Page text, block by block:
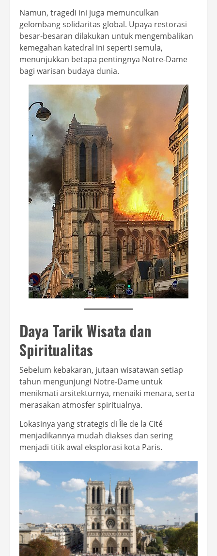
Namun, tragedi ini juga memunculkan
gelombang solidaritas global. Upaya restorasi
besar-besaran dilakukan untuk mengembalikan
kemegahan katedral ini seperti semula,
menunjukkan betapa pentingnya Notre-Dame
bagi warisan budaya dunia.
Daya Tarik Wisata dan
Spiritualitas
Sebelum kebakaran, jutaan wisatawan setiap
tahun mengunjungi Notre-Dame untuk
menikmati arsitekturnya, menaiki menara, serta
merasakan atmosfer spiritualnya.
Lokasinya yang strategis di Île de la Cité
menjadikannya mudah diakses dan sering
menjadi titik awal eksplorasi kota Paris.